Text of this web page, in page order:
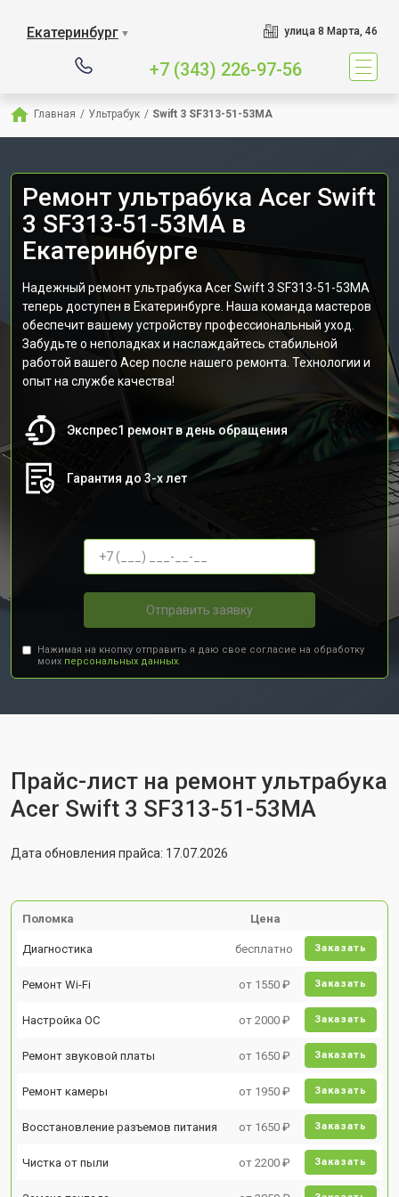
Екатеринбург ▼ улица 8 Марта, 46
+7 (343) 226-97-56
Главная / Ультрабук / Swift 3 SF313-51-53MA
Ремонт ультрабука Acer Swift
3 SF313-51-53MA в
Екатеринбурге
Надежный ремонт ультрабука Acer Swift 3 SF313-51-53MA
теперь доступен в Екатеринбурге. Наша команда мастеров
обеспечит вашему устройству профессиональный уход.
Забудьте о неполадках и наслаждайтесь стабильной
работой вашего Асер после нашего ремонта. Технологии и
опыт на службе качества!
Экспрес1 ремонт в день обращения
Гарантия до 3-х лет
Отправить заявку
Нажимая на кнопку отправить я даю свое согласие на обработку
моих персональных данных.
Прайс-лист на ремонт ультрабука
Acer Swift 3 SF313-51-53MA
Дата обновления прайса: 17.07.2026
Поломка Цена
Диагностика бесплатно Заказать
Ремонт Wi-Fi от 1550 ₽ Заказать
Настройка ОС от 2000 ₽ Заказать
Ремонт звуковой платы от 1650 ₽ Заказать
Ремонт камеры от 1950 ₽ Заказать
Восстановление разъемов питания от 1650 ₽ Заказать
Чистка от пыли от 2200 ₽ Заказать